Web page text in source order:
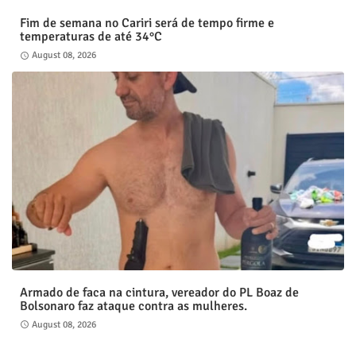
Fim de semana no Cariri será de tempo firme e
temperaturas de até 34°C
August 08, 2026
Armado de faca na cintura, vereador do PL Boaz de
Bolsonaro faz ataque contra as mulheres.
August 08, 2026